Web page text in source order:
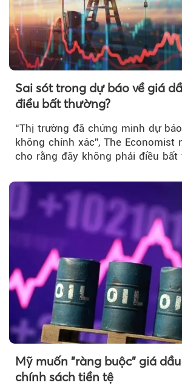
Sai sót trong dự báo về giá
điều bất thường?
“Thị trường đã chứng minh dự
không chính xác”, The Economist
cho rằng đây không phải điều bất
Mỹ muốn "ràng buộc" giá
chính sách tiền tệ